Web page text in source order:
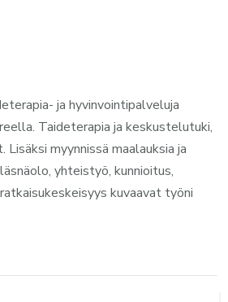
ja hyvinvointipalveluja
Taideterapia ja keskustelutuki,
Lisäksi myynnissä maalauksia ja
yhteistyö, kunnioitus,
kuvaavat työni